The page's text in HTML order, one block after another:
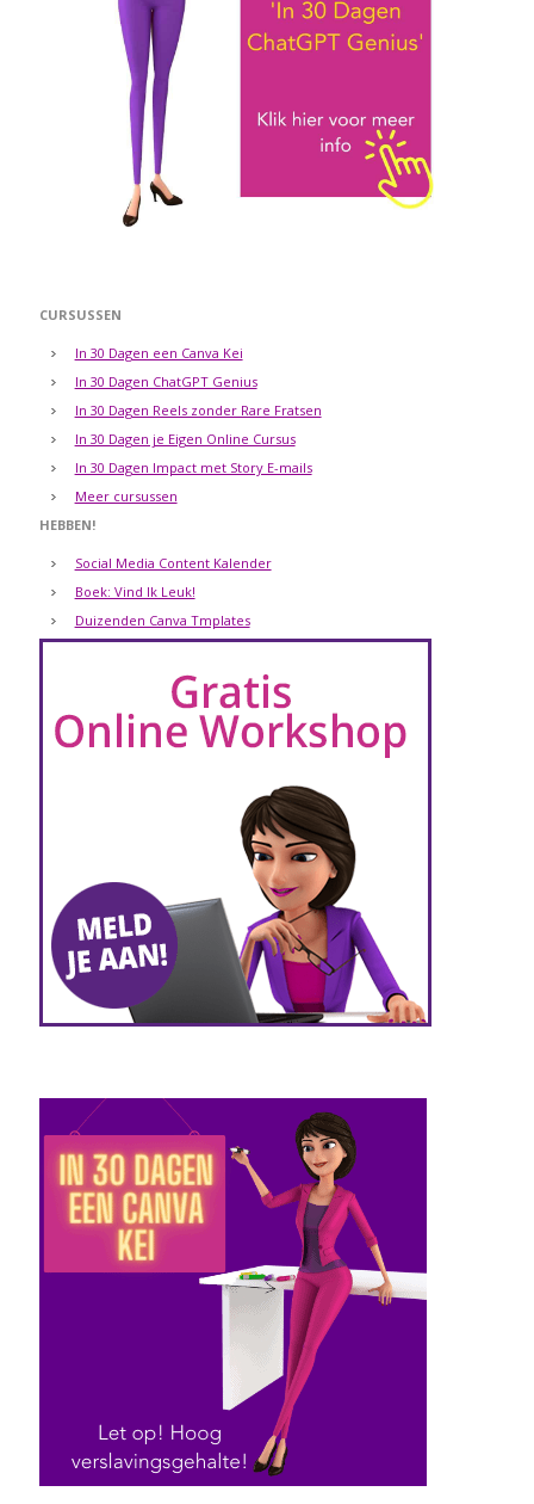
CURSUSSEN
In 30 Dagen een Canva Kei
In 30 Dagen ChatGPT Genius
In 30 Dagen Reels zonder Rare Fratsen
In 30 Dagen je Eigen Online Cursus
In 30 Dagen Impact met Story E-mails
Meer cursussen
HEBBEN!
Social Media Content Kalender
Boek: Vind Ik Leuk!
Duizenden Canva Tmplates